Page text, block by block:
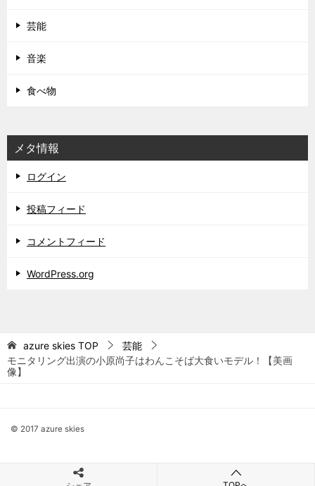
芸能
音楽
食べ物
メタ情報
ログイン
投稿フィード
コメントフィード
WordPress.org
azure skies TOP
芸能
モニタリング出演の小原尚子はわんこそば大食いモデル！【美画
像】
© 2017 azure skies